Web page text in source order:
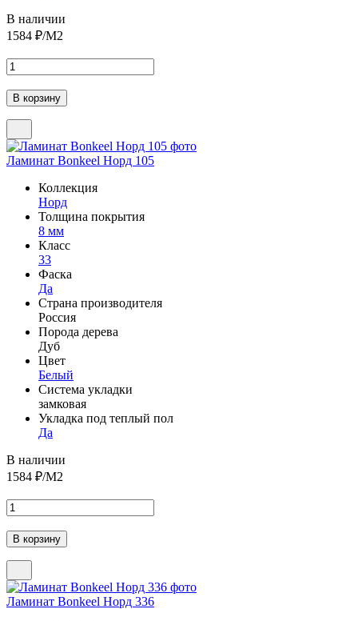
В наличии
1584 ₽/М2
Ламинат Bonkeel Норд 105
Коллекция
Норд
Толщина покрытия
8 мм
Класс
33
Фаска
Да
Страна производителя
Россия
Порода дерева
Дуб
Цвет
Белый
Система укладки
замковая
Укладка под теплый пол
Да
В наличии
1584 ₽/М2
Ламинат Bonkeel Норд 336